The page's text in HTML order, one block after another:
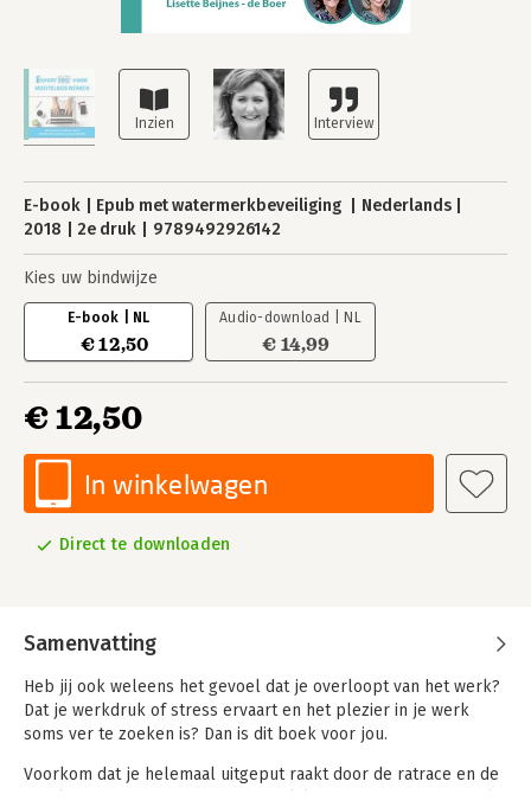
E-book Epub met watermerkbeveiliging
Nederlands
2018
2e druk 9789492926142
Kies uw bindwijze
E-book | NL
€ 12,50
Audio-download | NL
€ 14,99
€ 12,50
In winkelwagen
Direct te downloaden
Samenvatting
Heb jij ook weleens het gevoel dat je overloopt van het werk?
Dat je werkdruk of stress ervaart en het plezier in je werk
soms ver te zoeken is? Dan is dit boek voor jou.
Voorkom dat je helemaal uitgeput raakt door de ratrace en de